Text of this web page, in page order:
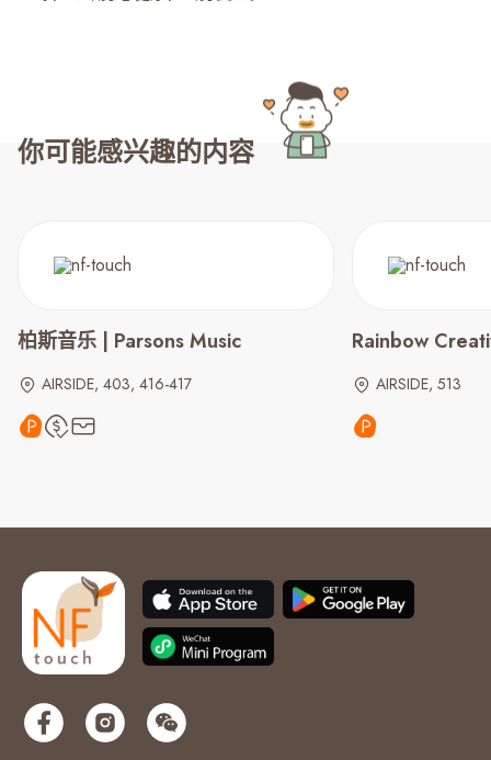
你可能感兴趣的内容
柏斯音乐 | Parsons Music
AIRSIDE, 403, 416-417
Rainbow
AIRSIDE, 513